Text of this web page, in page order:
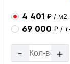
4 401 ₽ / м2
69 000 ₽ /
- +